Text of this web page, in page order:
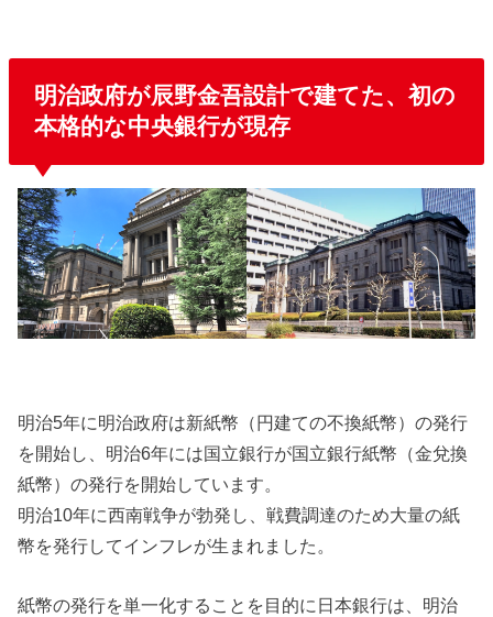
明治政府が辰野金吾設計で建てた、初の
本格的な中央銀行が現存
明治5年に明治政府は新紙幣（円建ての不換紙幣）の発行
を開始し、明治6年には国立銀行が国立銀行紙幣（金兌換
紙幣）の発行を開始しています。
明治10年に西南戦争が勃発し、戦費調達のため大量の紙
幣を発行してインフレが生まれました。
紙幣の発行を単一化することを目的に日本銀行は、明治